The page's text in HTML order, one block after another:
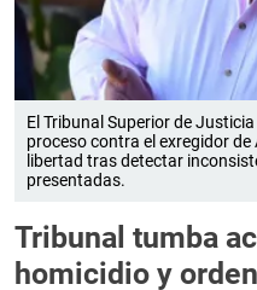
El Tribunal Superior de
proceso contra el exregidor
libertad tras detectar
presentadas.
Tribunal tumba
homicidio y